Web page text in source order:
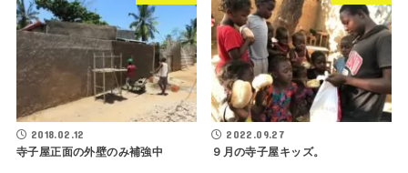
2018.02.12
寺子屋正面の外壁のみ補強中
2022.09.27
９月の寺子屋キッズ。